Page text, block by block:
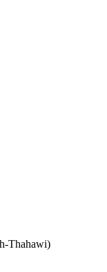
Thahawi)